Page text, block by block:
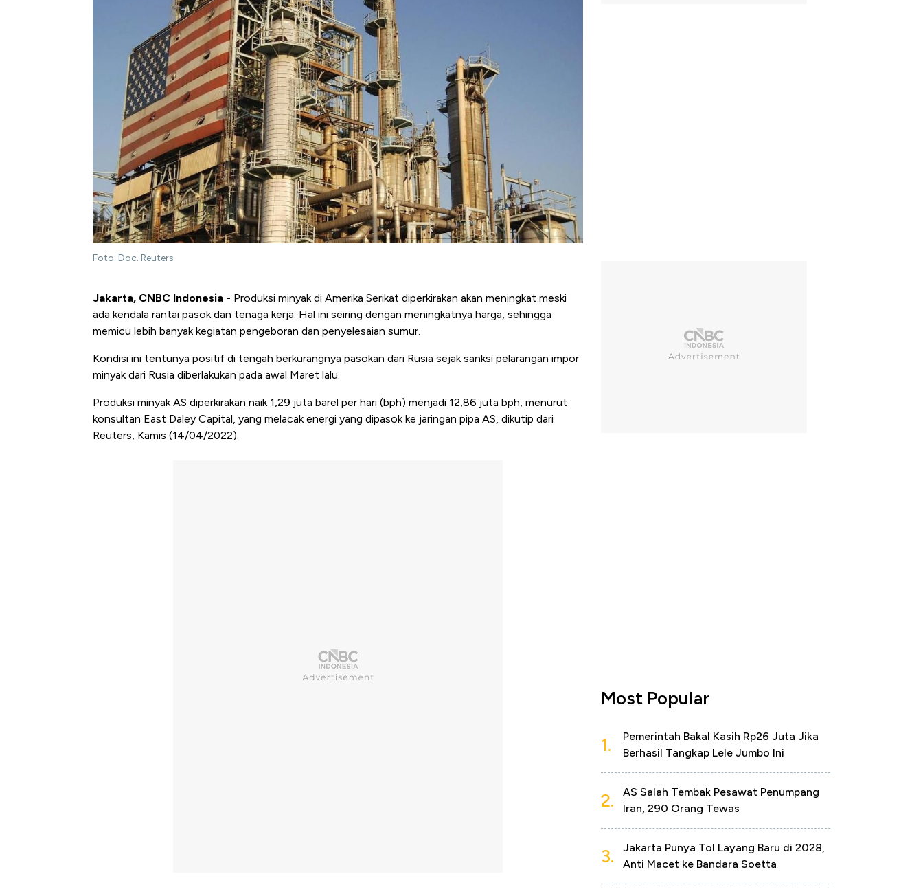
Foto: Doc. Reuters
Jakarta, CNBC Indonesia - Produksi minyak di Amerika Serikat diperkirakan akan meningkat meski
ada kendala rantai pasok dan tenaga kerja. Hal ini seiring dengan meningkatnya harga, sehingga
memicu lebih banyak kegiatan pengeboran dan penyelesaian sumur.
Kondisi ini tentunya positif di tengah berkurangnya pasokan dari Rusia sejak sanksi pelarangan impor
minyak dari Rusia diberlakukan pada awal Maret lalu.
Produksi minyak AS diperkirakan naik 1,29 juta barel per hari (bph) menjadi 12,86 juta bph, menurut
konsultan East Daley Capital, yang melacak energi yang dipasok ke jaringan pipa AS, dikutip dari
Reuters, Kamis (14/04/2022).
Most Popular
1.
Pemerintah Bakal Kasih Rp26 Juta Jika
Berhasil Tangkap Lele Jumbo Ini
2.
AS Salah Tembak Pesawat Penumpang
Iran, 290 Orang Tewas
3.
Jakarta Punya Tol Layang Baru di 2028,
Anti Macet ke Bandara Soetta